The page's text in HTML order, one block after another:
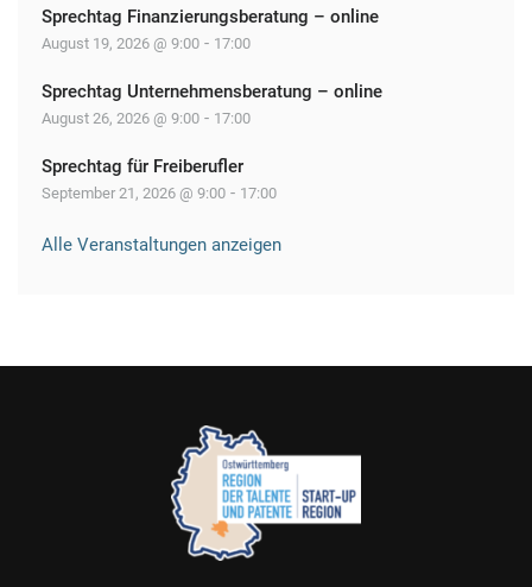
Sprechtag Finanzierungsberatung – online
August 19, 2026 @ 9:00 - 17:00
Sprechtag Unternehmensberatung – online
August 26, 2026 @ 9:00 - 17:00
Sprechtag für Freiberufler
September 21, 2026 @ 9:00 - 17:00
Alle Veranstaltungen anzeigen